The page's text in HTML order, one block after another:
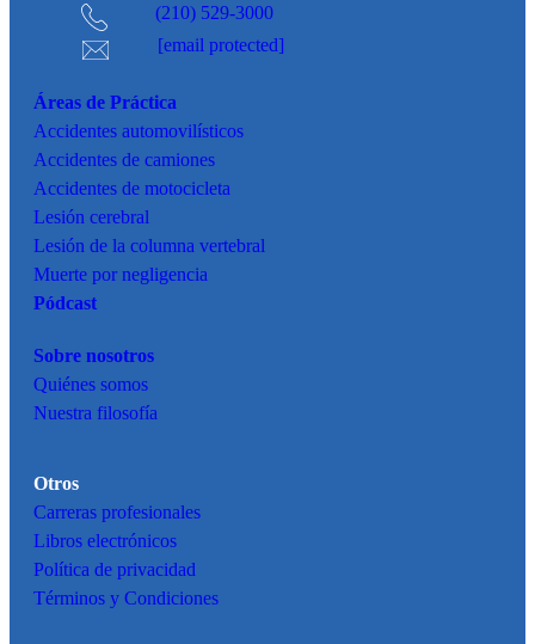
(210) 529-3000
[email protected]
Áreas de Práctica
Accidentes automovilísticos
Accidentes de camiones
Accidentes de motocicleta
Lesión cerebral
Lesión de la columna vertebral
Muerte por negligencia
Pódcast
Sobre nosotros
Quiénes somos
Nuestra filosofía
Otros
Carreras profesionales
Libros electrónicos
Política de privacidad
Términos y Condiciones